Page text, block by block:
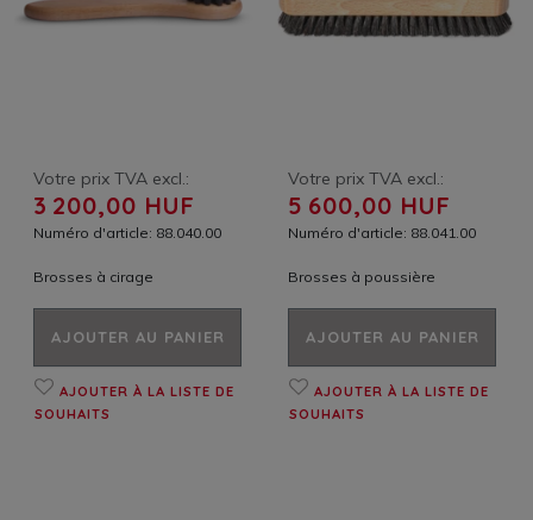
Votre prix TVA excl.:
3 200,00 HUF
Numéro d'article: 88.040.00
Brosses à cirage
AJOUTER AU PANIER
AJOUTER À LA LISTE DE
SOUHAITS
Votre prix TVA excl.:
5 600,00 HUF
Numéro d'article: 88.041.00
Brosses à poussière
AJOUTER AU PANIER
AJOUTER À LA LISTE DE
SOUHAITS